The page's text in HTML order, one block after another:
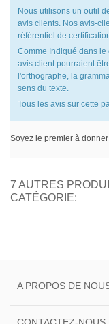
Nous utilisons un outil
avis clients. Nos avis-
référentiel de
Comme Indiqué dans
avis client pourraient
l'orthographe, la
sens du texte.
Tous les avis sur cette
Soyez le premier à
7 AUTRES
CATÉGORIE:
A PROPOS DE
CONTACTEZ-NOUS